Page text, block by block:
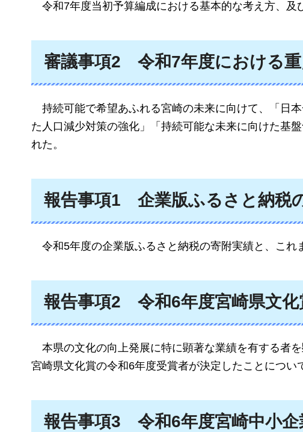
令和7年度当初予算編成における基本的な考え方、及
審議事項2 令和7年度における
持続可能で希望あふれる宮崎の未来に向けて、「日
た人口減少対策の強化」「持続可能な未来に向けた基
れた。
報告事項1 企業版ふるさと納税
令和5年度の企業版ふるさと納税の寄附実績と、これ
報告事項2 令和6年度宮崎県文
本県の文化の向上発展に特に顕著な業績を有する者
宮崎県文化賞の令和6年度受賞者が決定したことについ
報告事項3
令和6年度宮崎中小